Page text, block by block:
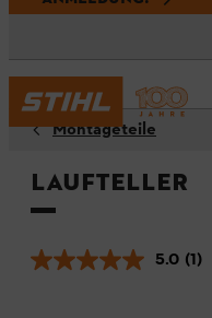
Montageteile
Laufteller
5.0 (1)